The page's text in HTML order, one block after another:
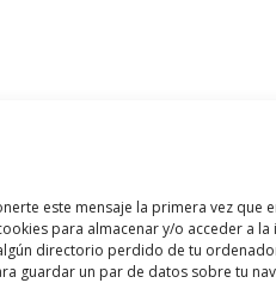
este mensaje la primera vez que
para almacenar y/o acceder a
directorio perdido de tu
guardar un par de datos sobre tu